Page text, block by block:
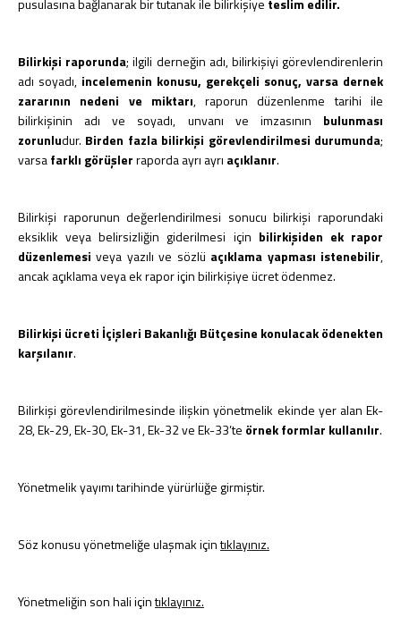
pusulasına bağlanarak bir tutanak ile bilirkişiye teslim edilir.
Bilirkişi raporunda; ilgili derneğin adı, bilirkişiyi görevlendirenlerin
adı soyadı, incelemenin konusu, gerekçeli sonuç, varsa dernek
zararının nedeni ve miktarı, raporun düzenlenme tarihi ile
bilirkişinin adı ve soyadı, unvanı ve imzasının bulunması
zorunludur. Birden fazla bilirkişi görevlendirilmesi durumunda;
varsafarklı görüşlerraporda ayrı ayrı açıklanır.
Bilirkişi raporunun değerlendirilmesi sonucu bilirkişi raporundaki
eksiklik veya belirsizliğin giderilmesi için bilirkişiden ek rapor
düzenlemesi veya yazılı ve sözlü açıklama yapması istenebilir,
ancak açıklama veya ek rapor için bilirkişiye ücret ödenmez.
Bilirkişi ücreti İçişleri Bakanlığı Bütçesine konulacak ödenekten
karşılanır.
Bilirkişi görevlendirilmesinde ilişkin yönetmelik ekinde yer alan Ek-
28, Ek-29, Ek-30, Ek-31, Ek-32 ve Ek-33’te örnek formlar kullanılır.
Yönetmelik yayımı tarihinde yürürlüğe girmiştir.
Söz konusu yönetmeliğe ulaşmak içintıklayınız.
Yönetmeliğin son hali içintıklayınız.